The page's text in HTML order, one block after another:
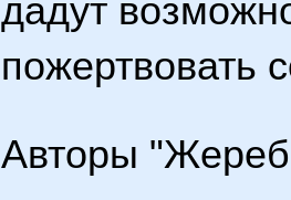
дадут
пожертвовать
Авторы